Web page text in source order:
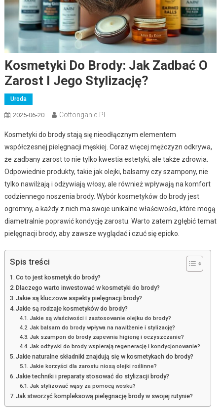
Kosmetyki Do Brody: Jak Zadbać O
Zarost I Jego Stylizację?
Uroda
2025-06-20 Cottonganic.pl
Kosmetyki do brody stają się nieodłącznym elementem
współczesnej pielęgnacji męskiej. Coraz więcej mężczyzn odkrywa,
że zadbany zarost to nie tylko kwestia estetyki, ale także zdrowia.
Odpowiednie produkty, takie jak olejki, balsamy czy szampony, nie
tylko nawilżają i odżywiają włosy, ale również wpływają na komfort
codziennego noszenia brody. Wybór kosmetyków do brody jest
ogromny, a każdy z nich ma swoje unikalne właściwości, które mogą
diametralnie poprawić kondycję zarostu. Warto zatem zgłębić temat
pielęgnacji brody, aby zawsze wyglądać i czuć się epicko.
Spis treści
Co to jest kosmetyk do brody?
Dlaczego warto inwestować w kosmetyki do brody?
Jakie są kluczowe aspekty pielęgnacji brody?
Jakie są rodzaje kosmetyków do brody?
Jakie są właściwości i zastosowanie olejku do brody?
Jak balsam do brody wpływa na nawilżenie i stylizację?
Jak szampon do brody zapewnia higienę i oczyszczanie?
Jak odżywki do brody wspierają regenerację i kondycjonowanie?
Jakie naturalne składniki znajdują się w kosmetykach do brody?
Jakie korzyści dla zarostu niosą olejki roślinne?
Jakie techniki i preparaty stosować do stylizacji brody?
Jak stylizować wąsy za pomocą wosku?
Jak stworzyć kompleksową pielęgnację brody w swojej rutynie?